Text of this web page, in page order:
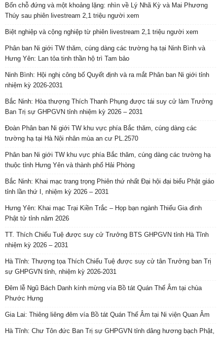
Bốn chỗ đứng và một khoảng lặng: nhìn về Lý Nhã Kỳ và Mai Phương
Thúy sau phiên livestream 2,1 triệu người xem
Biệt nghiệp và cộng nghiệp từ phiên livestream 2,1 triệu người xem
Phân ban Ni giới TW thăm, cúng dàng các trường hạ tại Ninh Bình và
Hưng Yên: Lan tỏa tinh thần hộ trì Tam bảo
Ninh Bình: Hội nghị công bố Quyết định và ra mắt Phân ban Ni giới tỉnh
nhiệm kỳ 2026-2031
Bắc Ninh: Hòa thượng Thích Thanh Phụng được tái suy cử làm Trưởng
Ban Trị sự GHPGVN tỉnh nhiệm kỳ 2026 – 2031
Đoàn Phân ban Ni giới TW khu vực phía Bắc thăm, cúng dàng các
trường hạ tại Hà Nội nhân mùa an cư PL.2570
Phân ban Ni giới TW khu vực phía Bắc thăm, cúng dàng các trường hạ
thuộc tỉnh Hưng Yên và thành phố Hải Phòng
Bắc Ninh: Khai mạc trang trọng Phiên thứ nhất Đại hội đại biểu Phật giáo
tỉnh lần thứ I, nhiệm kỳ 2026 – 2031
Hưng Yên: Khai mạc Trại Kiền Trắc – Họp bạn ngành Thiếu Gia đình
Phật tử tỉnh năm 2026
TT. Thích Chiếu Tuệ được suy cử Trưởng BTS GHPGVN tỉnh Hà Tĩnh
nhiệm kỳ 2026 – 2031
Hà Tĩnh: Thượng tọa Thích Chiếu Tuệ được suy cử tân Trưởng ban Trị
sự GHPGVN tỉnh, nhiệm kỳ 2026-2031
Đêm lễ Ngũ Bách Danh kính mừng vía Bồ tát Quán Thế Âm tại chùa
Phước Hưng
Gia Lai: Thiêng liêng đêm vía Bồ tát Quán Thế Âm tại Ni viện Quan Âm
Hà Tĩnh: Chư Tôn đức Ban Trị sự GHPGVN tỉnh dâng hương bạch Phật,